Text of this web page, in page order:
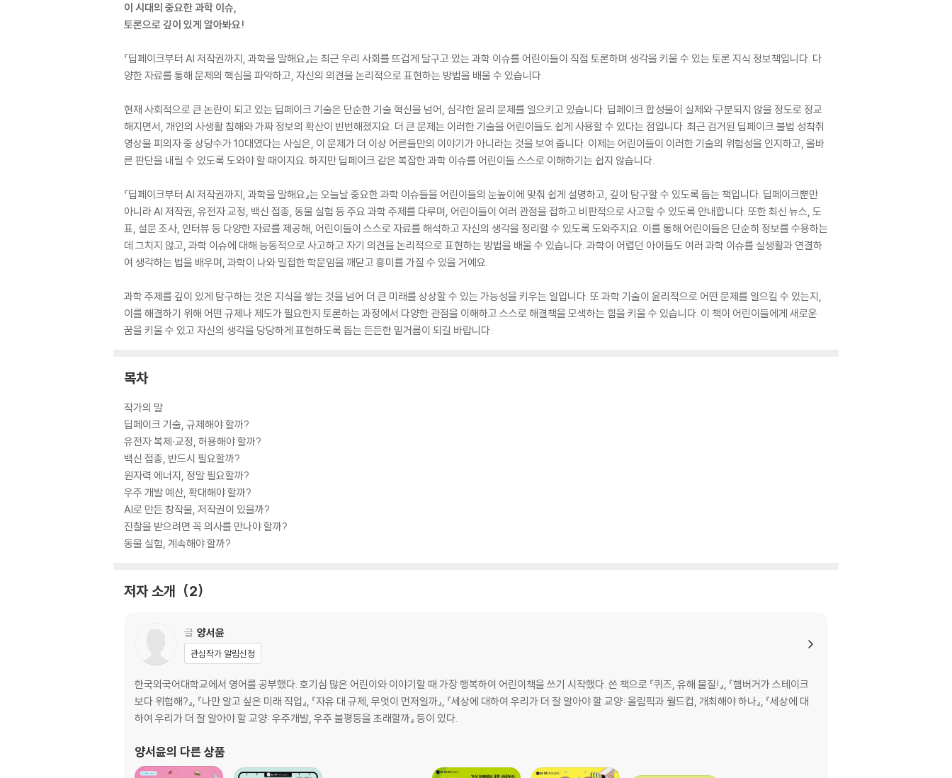
이 시대의 중요한 과학 이슈,
토론으로 깊이 있게 알아봐요!
『딥페이크부터 AI 저작권까지, 과학을 말해요』는 최근 우리 사회를 뜨겁게 달구고 있는 과학 이슈를 어린이들이 직접 토론하며 생각을 키울 수 있는 토론 지식 정보책입니다. 다
양한 자료를 통해 문제의 핵심을 파악하고, 자신의 의견을 논리적으로 표현하는 방법을 배울 수 있습니다.
현재 사회적으로 큰 논란이 되고 있는 딥페이크 기술은 단순한 기술 혁신을 넘어, 심각한 윤리 문제를 일으키고 있습니다. 딥페이크 합성물이 실제와 구분되지 않을 정도로 정교
해지면서, 개인의 사생활 침해와 가짜 정보의 확산이 빈번해졌지요. 더 큰 문제는 이러한 기술을 어린이들도 쉽게 사용할 수 있다는 점입니다. 최근 검거된 딥페이크 불법 성착취
영상물 피의자 중 상당수가 10대였다는 사실은, 이 문제가 더 이상 어른들만의 이야기가 아니라는 것을 보여 줍니다. 이제는 어린이들이 이러한 기술의 위험성을 인지하고, 올바
른 판단을 내릴 수 있도록 도와야 할 때이지요. 하지만 딥페이크 같은 복잡한 과학 이슈를 어린이들 스스로 이해하기는 쉽지 않습니다.
『딥페이크부터 AI 저작권까지, 과학을 말해요』는 오늘날 중요한 과학 이슈들을 어린이들의 눈높이에 맞춰 쉽게 설명하고, 깊이 탐구할 수 있도록 돕는 책입니다. 딥페이크뿐만
아니라 AI 저작권, 유전자 교정, 백신 접종, 동물 실험 등 주요 과학 주제를 다루며, 어린이들이 여러 관점을 접하고 비판적으로 사고할 수 있도록 안내합니다. 또한 최신 뉴스, 도
표, 설문 조사, 인터뷰 등 다양한 자료를 제공해, 어린이들이 스스로 자료를 해석하고 자신의 생각을 정리할 수 있도록 도와주지요. 이를 통해 어린이들은 단순히 정보를 수용하는
데 그치지 않고, 과학 이슈에 대해 능동적으로 사고하고 자기 의견을 논리적으로 표현하는 방법을 배울 수 있습니다. 과학이 어렵던 아이들도 여러 과학 이슈를 실생활과 연결하
여 생각하는 법을 배우며, 과학이 나와 밀접한 학문임을 깨닫고 흥미를 가질 수 있을 거예요.
과학 주제를 깊이 있게 탐구하는 것은 지식을 쌓는 것을 넘어 더 큰 미래를 상상할 수 있는 가능성을 키우는 일입니다. 또 과학 기술이 윤리적으로 어떤 문제를 일으킬 수 있는지,
이를 해결하기 위해 어떤 규제나 제도가 필요한지 토론하는 과정에서 다양한 관점을 이해하고 스스로 해결책을 모색하는 힘을 키울 수 있습니다. 이 책이 어린이들에게 새로운
꿈을 키울 수 있고 자신의 생각을 당당하게 표현하도록 돕는 든든한 밑거름이 되길 바랍니다.
목차
작가의 말
딥페이크 기술, 규제해야 할까?
유전자 복제·교정, 허용해야 할까?
백신 접종, 반드시 필요할까?
원자력 에너지, 정말 필요할까?
우주 개발 예산, 확대해야 할까?
AI로 만든 창작물, 저작권이 있을까?
진찰을 받으려면 꼭 의사를 만나야 할까?
동물 실험, 계속해야 할까?
저자 소개 2
글 양서윤
관심작가 알림신청
한국외국어대학교에서 영어를 공부했다. 호기심 많은 어린이와 이야기할 때 가장 행복하여 어린이책을 쓰기 시작했다. 쓴 책으로 『퀴즈, 유해 물질!』, 『햄버거가 스테이크
보다 위험해?』, 『나만 알고 싶은 미래 직업』, 『자유 대 규제, 무엇이 먼저일까』, 『세상에 대하여 우리가 더 잘 알아야 할 교양: 올림픽과 월드컵, 개최해야 하나』, 『세상에 대
하여 우리가 더 잘 알아야 할 교양: 우주개발, 우주 불평등을 초래할까』 등이 있다.
양서윤의 다른 상품